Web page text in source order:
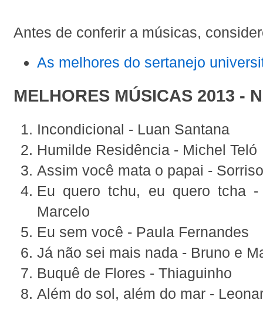
Antes de conferir a músicas,
As melhores do sertanejo
MELHORES MÚSICAS 2013 -
Incondicional - Luan Santana
Humilde Residência - Michel Teló
Assim você mata o papai -
Eu quero tchu, eu quero tcha
Marcelo
Eu sem você - Paula Fernandes
Já não sei mais nada - Bruno e
Buquê de Flores - Thiaguinho
Além do sol, além do mar -